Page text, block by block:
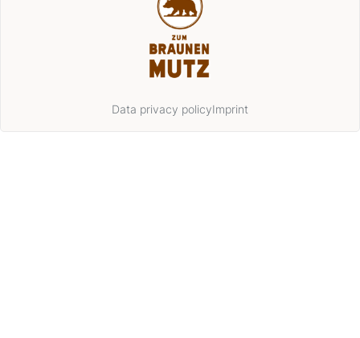
Data privacy policyImprint